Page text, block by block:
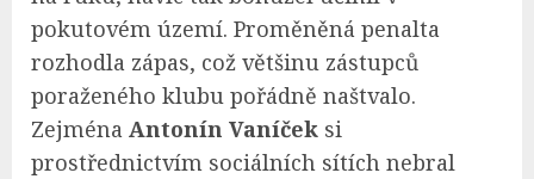
pokutovém území. Proměněná penalta
rozhodla zápas, což většinu zástupců
poraženého klubu pořádně naštvalo.
Zejména Antonín Vaníček si
prostřednictvím sociálních sítích nebral